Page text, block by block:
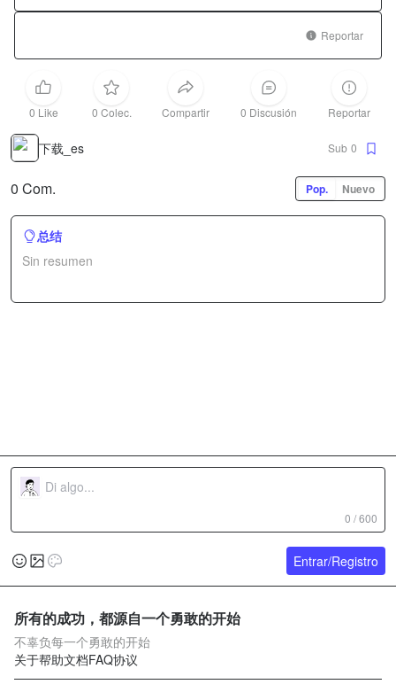
Reportar
0 Like 0 Colec. Compartir 0 Discusión Reportar
下载_es Sub 0
0 Com. Pop. Nuevo
总结
Sin resumen
0 / 600
Entrar/Registro
所有的成功，都源自一个勇敢的开始
不辜负每一个勇敢的开始
关于帮助文档FAQ协议